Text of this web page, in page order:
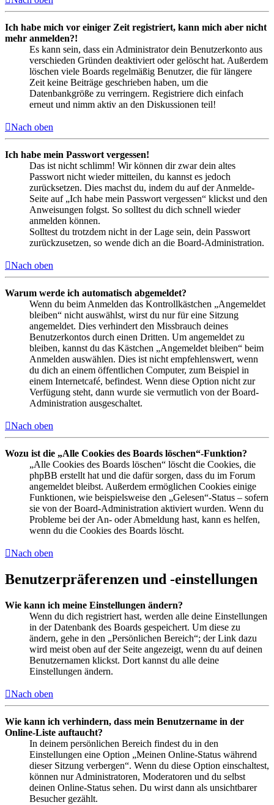
Ich habe mich vor einiger Zeit registriert, kann mich aber nicht
mehr anmelden?!
Es kann sein, dass ein Administrator dein Benutzerkonto aus
verschieden Gründen deaktiviert oder gelöscht hat. Außerdem
löschen viele Boards regelmäßig Benutzer, die für längere
Zeit keine Beiträge geschrieben haben, um die
Datenbankgröße zu verringern. Registriere dich einfach
erneut und nimm aktiv an den Diskussionen teil!
Nach oben
Ich habe mein Passwort vergessen!
Das ist nicht schlimm! Wir können dir zwar dein altes
Passwort nicht wieder mitteilen, du kannst es jedoch
zurücksetzen. Dies machst du, indem du auf der Anmelde-
Seite auf „Ich habe mein Passwort vergessen“ klickst und den
Anweisungen folgst. So solltest du dich schnell wieder
anmelden können.
Solltest du trotzdem nicht in der Lage sein, dein Passwort
zurückzusetzen, so wende dich an die Board-Administration.
Nach oben
Warum werde ich automatisch abgemeldet?
Wenn du beim Anmelden das Kontrollkästchen „Angemeldet
bleiben“ nicht auswählst, wirst du nur für eine Sitzung
angemeldet. Dies verhindert den Missbrauch deines
Benutzerkontos durch einen Dritten. Um angemeldet zu
bleiben, kannst du das Kästchen „Angemeldet bleiben“ beim
Anmelden auswählen. Dies ist nicht empfehlenswert, wenn
du dich an einem öffentlichen Computer, zum Beispiel in
einem Internetcafé, befindest. Wenn diese Option nicht zur
Verfügung steht, dann wurde sie vermutlich von der Board-
Administration ausgeschaltet.
Nach oben
Wozu ist die „Alle Cookies des Boards löschen“-Funktion?
„Alle Cookies des Boards löschen“ löscht die Cookies, die
phpBB erstellt hat und die dafür sorgen, dass du im Forum
angemeldet bleibst. Außerdem ermöglichen Cookies einige
Funktionen, wie beispielsweise den „Gelesen“-Status – sofern
sie von der Board-Administration aktiviert wurden. Wenn du
Probleme bei der An- oder Abmeldung hast, kann es helfen,
wenn du die Cookies des Boards löscht.
Nach oben
Benutzerpräferenzen und -einstellungen
Wie kann ich meine Einstellungen ändern?
Wenn du dich registriert hast, werden alle deine Einstellungen
in der Datenbank des Boards gespeichert. Um diese zu
ändern, gehe in den „Persönlichen Bereich“; der Link dazu
wird meist oben auf der Seite angezeigt, wenn du auf deinen
Benutzernamen klickst. Dort kannst du alle deine
Einstellungen ändern.
Nach oben
Wie kann ich verhindern, dass mein Benutzername in der
Online-Liste auftaucht?
In deinem persönlichen Bereich findest du in den
Einstellungen eine Option „Meinen Online-Status während
dieser Sitzung verbergen“. Wenn du diese Option einschaltest,
können nur Administratoren, Moderatoren und du selbst
deinen Online-Status sehen. Du wirst dann als unsichtbarer
Besucher gezählt.